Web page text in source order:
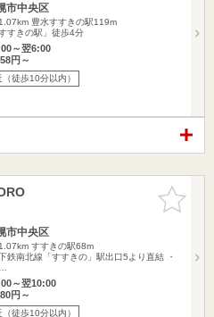
市中央区
豊水すすきの駅119m
すきの駅」徒歩4分
～翌6:00
円～
（徒歩10分以内）
お気に入
りに追加
市中央区
すすきの駅68m
鉄南北線「すすきの」駅出口5より直結 ・
～翌10:00
円～
（徒歩10分以内）